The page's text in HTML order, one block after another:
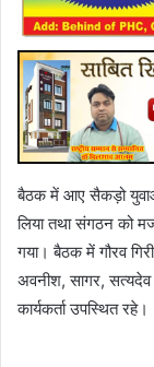
बैठक में आए सैकड़ो
लिया तथा संगठन को
गया। बैठक में गौरव
अवनीश, सागर,
कार्यकर्ता उपस्थित रहे।